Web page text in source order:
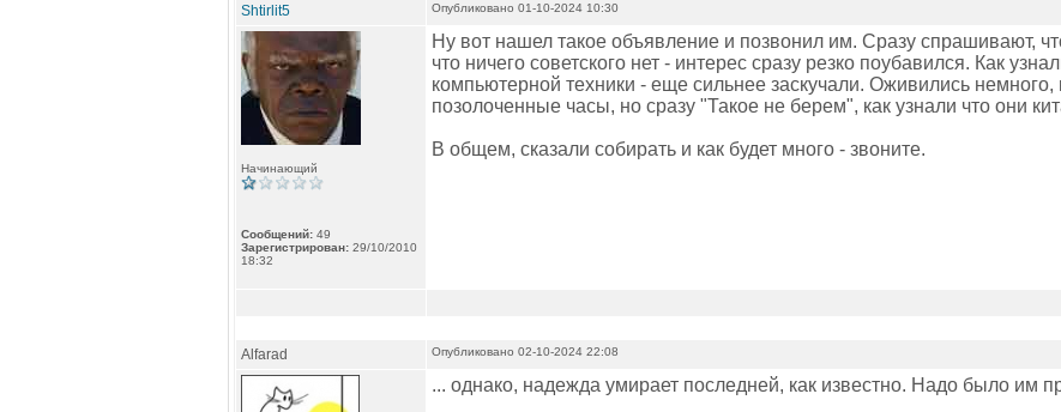
Shtirlit5 Опубликовано 01-10-2024 10:30
Начинающий
Сообщений: 49
Зарегистрирован: 29/10/2010
18:32
Ну вот нашел такое объявление и позвонил им. Сразу спрашивают,
что ничего советского нет - интерес сразу резко поубавился. Как
компьютерной техники - еще сильнее заскучали. Оживились немного,
позолоченные часы, но сразу "Такое не берем", как узнали что они
В общем, сказали собирать и как будет много - звоните.
Alfarad Опубликовано 02-10-2024 22:08
... однако, надежда умирает последней, как известно. Надо было им